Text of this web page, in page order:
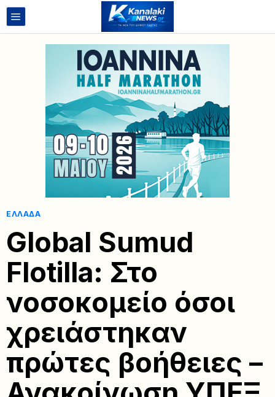
ΕΛΛΆΔΑ
Global Sumud
Flotilla: Στο
νοσοκομείο όσοι
χρειάστηκαν
πρώτες βοήθειες –